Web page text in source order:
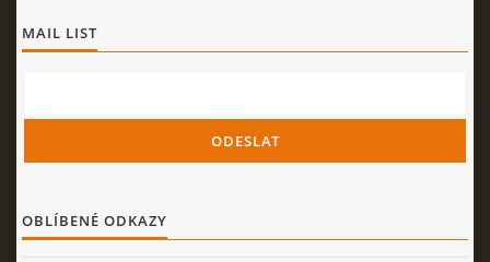
MAIL LIST
OBLÍBENÉ ODKAZY